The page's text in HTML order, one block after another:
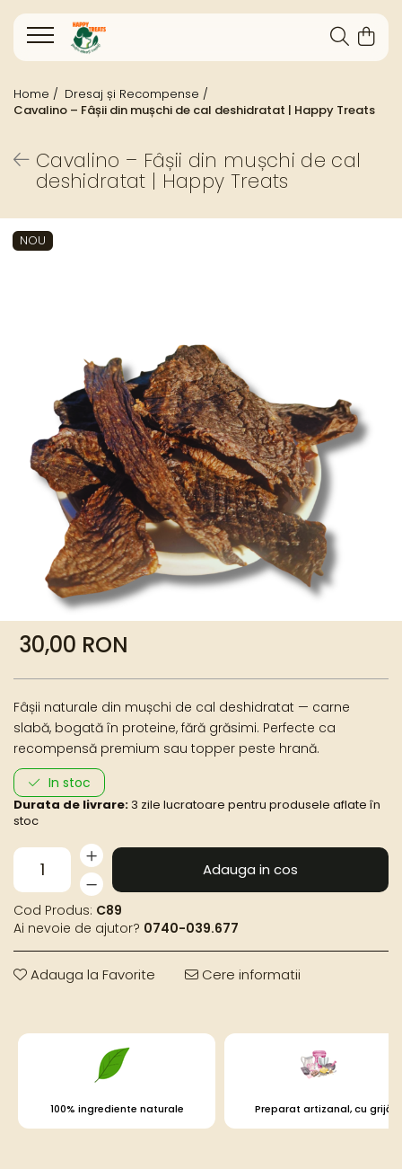
Home / Dresaj și Recompense /
Cavalino – Fâșii din mușchi de cal deshidratat | Happy Treats
Cavalino – Fâșii din mușchi de cal
deshidratat | Happy Treats
NOU
30,00 RON
Fâșii naturale din mușchi de cal deshidratat — carne
slabă, bogată în proteine, fără grăsimi. Perfecte ca
recompensă premium sau topper peste hrană.
In stoc
Durata de livrare:3 zile lucratoare pentru produsele aflate în
stoc
Adauga in cos
Cod Produs: C89
Ai nevoie de ajutor? 0740-039.677
Adauga la Favorite Cere informatii
100% ingrediente naturale Preparat artizanal, cu grijă